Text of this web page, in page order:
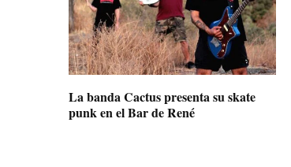
La banda Cactus presenta su skate
punk en el Bar de René